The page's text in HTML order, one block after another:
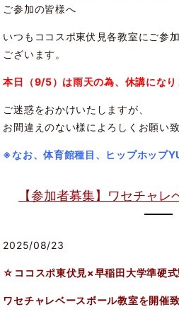
ご参加の皆様へ
いつもココスポ東伏見各教室にご参
ございます。
本日（9/5）は雨天の為、休講になり
ご迷惑をおかけいたしますが、
お間違えのない様によろしくお願い致
※なお、体育館種目、ヒップホップ
【参加者募集】ワセチャレ
2025/08/23
☆ココスポ東伏見×早稲田大学準硬
ワセチャレベースボール教室を開催